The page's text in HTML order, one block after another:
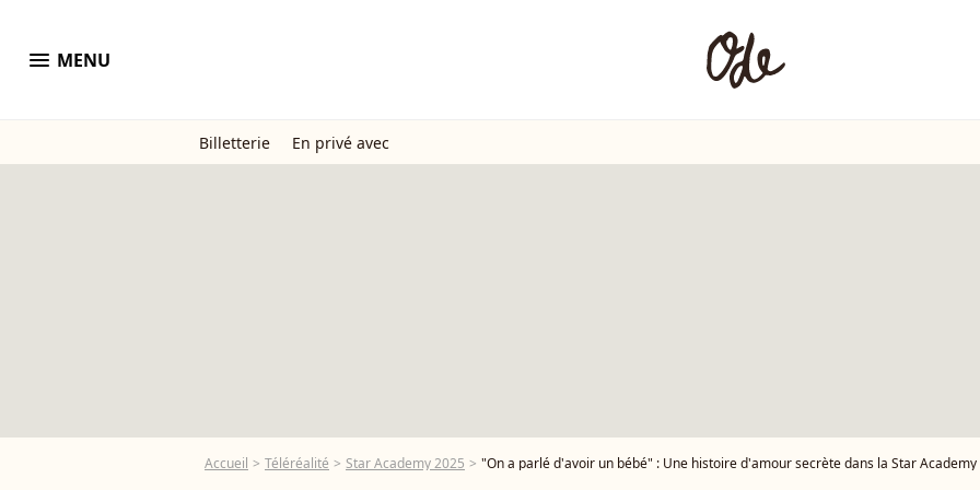
menu MENU
Billetterie En privé avec
Accueil Téléréalité Star Academy 2025 "On a parlé d'avoir un bébé" : Une histoire d'amour secrète dans la Star